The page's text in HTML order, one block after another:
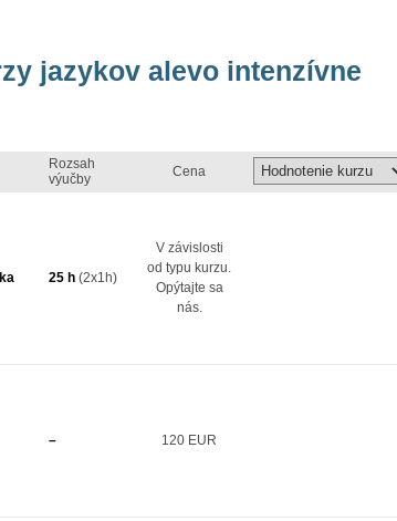
jazykov alevo intenzívne
Rozsah
výučby
Cena
25 h (2x1h)
V závislosti
od typu kurzu.
Opýtajte sa
nás.
– 120 EUR